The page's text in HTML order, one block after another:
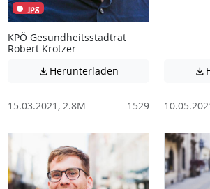
jpg
KPÖ Gesundheitsstadtrat
Robert Krotzer
 Herunterladen Achtung: Diese
15.03.2021, 2.8M 1529
